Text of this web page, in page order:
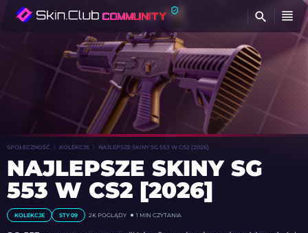
SPOŁECZNOŚĆ KOLEKCJE NAJLEPSZE SKINY SG 553 W CS2 [2026]
NAJLEPSZE SKINY SG
553 W CS2 [2026]
KOLEKCJE STY 09 2K POGLĄDY 1 MIN CZYTANIA